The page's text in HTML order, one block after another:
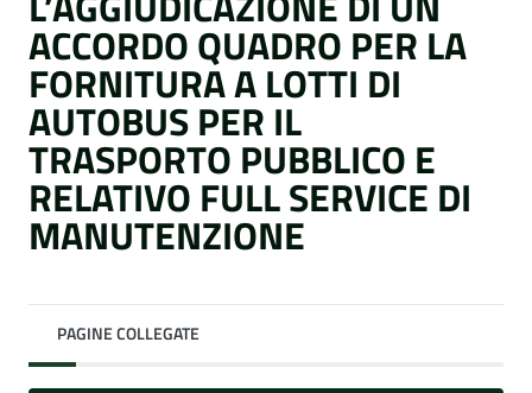
ACCORDO QUADRO PER LA
FORNITURA A LOTTI DI
AUTOBUS PER IL
TRASPORTO PUBBLICO E
RELATIVO FULL SERVICE DI
MANUTENZIONE
PAGINE COLLEGATE